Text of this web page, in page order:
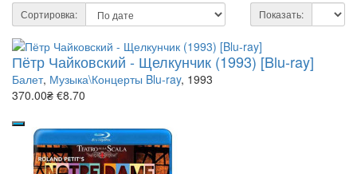
Сортировка: Показать:
Пётр Чайковский - Щелкунчик (1993) [Blu-ray]
Балет, Музыка\Концерты Blu-ray, 1993
370.00₴ €8.70